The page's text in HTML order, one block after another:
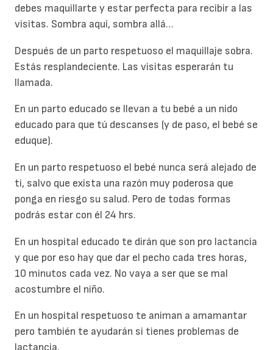
debes maquillarte y estar perfecta para recibir a las
visitas. Sombra aquí, sombra allá…
Después de un parto respetuoso el maquillaje sobra.
Estás resplandeciente. Las visitas esperarán tu
llamada.
En un parto educado se llevan a tu bebé a un nido
educado para que tú descanses (y de paso, el bebé se
eduque).
En un parto respetuoso el bebé nunca será alejado de
ti, salvo que exista una razón muy poderosa que
ponga en riesgo su salud. Pero de todas formas
podrás estar con él 24 hrs.
En un hospital educado te dirán que son pro lactancia
y que por eso hay que dar el pecho cada tres horas,
10 minutos cada vez. No vaya a ser que se mal
acostumbre el niño.
En un hospital respetuoso te animan a amamantar
pero también te ayudarán si tienes problemas de
lactancia.